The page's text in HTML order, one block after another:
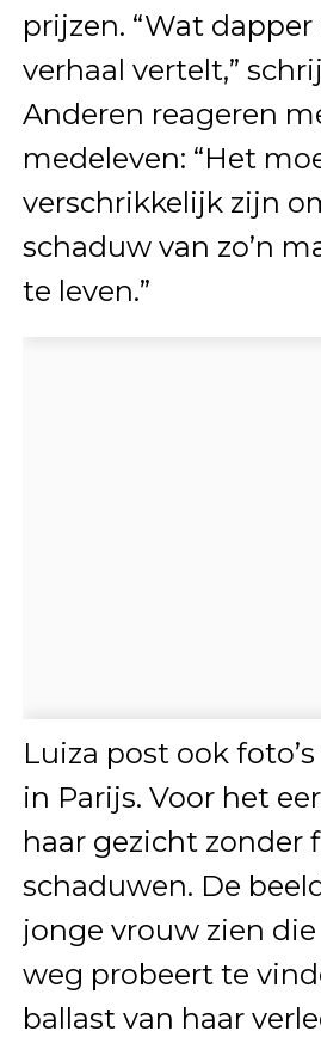
prijzen. “Wat
verhaal vertelt,”
Anderen reageren
medeleven: “Het
verschrikkelijk zijn
schaduw van zo’n
te leven.”
Luiza post ook
in Parijs. Voor het
haar gezicht zonder
schaduwen. De
jonge vrouw zien
weg probeert te
ballast van haar